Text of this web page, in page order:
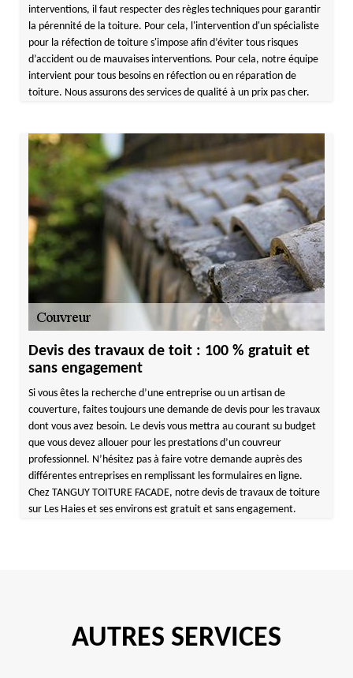
interventions, il faut respecter des règles techniques pour garantir
la pérennité de la toiture. Pour cela, l'intervention d'un spécialiste
pour la réfection de toiture s'impose afin d’éviter tous risques
d’accident ou de mauvaises interventions. Pour cela, notre équipe
intervient pour tous besoins en réfection ou en réparation de
toiture. Nous assurons des services de qualité à un prix pas cher.
Devis des travaux de toit : 100 % gratuit et
sans engagement
Si vous êtes la recherche d’une entreprise ou un artisan de
couverture, faites toujours une demande de devis pour les travaux
dont vous avez besoin. Le devis vous mettra au courant su budget
que vous devez allouer pour les prestations d’un couvreur
professionnel. N’hésitez pas à faire votre demande auprès des
différentes entreprises en remplissant les formulaires en ligne.
Chez TANGUY TOITURE FACADE, notre devis de travaux de toiture
sur Les Haies et ses environs est gratuit et sans engagement.
AUTRES SERVICES